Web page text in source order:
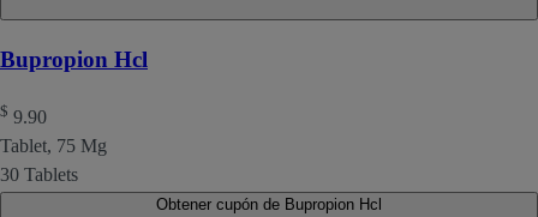
Bupropion Hcl
$ 9.90
Tablet, 75 Mg
30 Tablets